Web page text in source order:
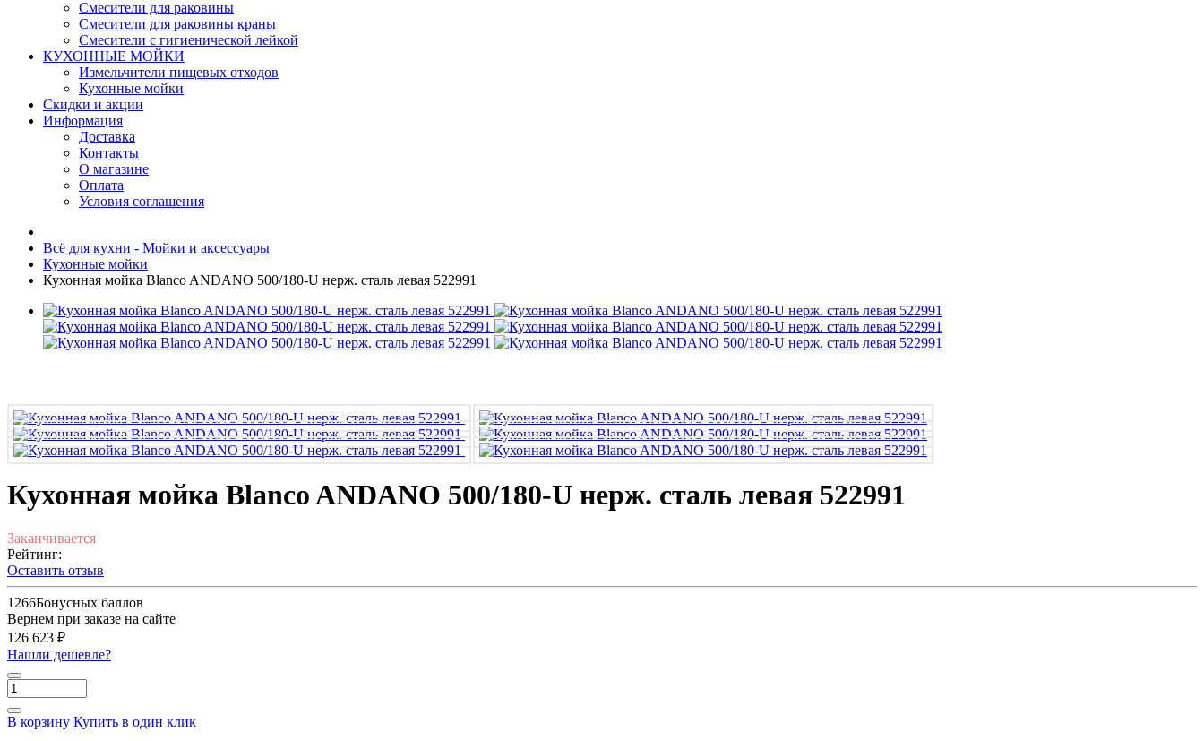
Смесители для раковины
Смесители для раковины краны
Смесители с гигиенической лейкой
КУХОННЫЕ МОЙКИ
Измельчители пищевых отходов
Кухонные мойки
Скидки и акции
Информация
Доставка
Контакты
О магазине
Оплата
Условия соглашения
Всё для кухни - Мойки и аксессуары
Кухонные мойки
Кухонная мойка Blanco ANDANO 500/180-U нерж. сталь левая 522991
Кухонная мойка Blanco ANDANO 500/180-U нерж. сталь левая 522991
Заканчивается
Рейтинг:
Оставить отзыв
1266Бонусных баллов
Вернем при заказе на сайте
126 623 ₽
Нашли дешевле?
В корзину Купить в один клик